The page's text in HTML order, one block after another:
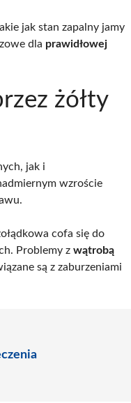
jak stan zapalny jamy
dla prawidłowej
żółty
jak i
wzroście
cofa się do
Problemy z wątrobą
są z zaburzeniami